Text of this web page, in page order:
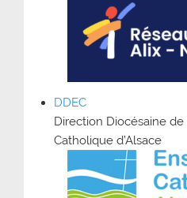
DDEC
Direction Diocésaine de
Catholique d’Alsace